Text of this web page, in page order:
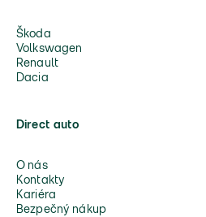
Škoda
Volkswagen
Renault
Dacia
Direct auto
O nás
Kontakty
Kariéra
Bezpečný nákup